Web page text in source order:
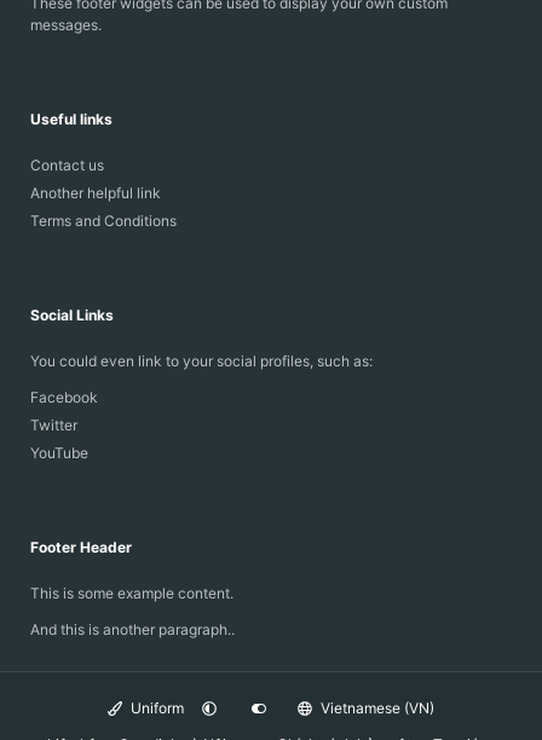
messages.
Useful links
Contact us
Another helpful link
Terms and Conditions
Social Links
You could even link to your social profiles, such as:
Facebook
Twitter
YouTube
Footer Header
This is some example content.
And this is another paragraph..
Uniform
Vietnamese (VN)